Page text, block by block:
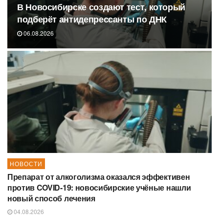
В Новосибирске создают тест, который
подберёт антидепрессанты по ДНК
06.08.2026
НОВОСТИ
Препарат от алкоголизма оказался эффективен
против COVID-19: новосибирские учёные нашли
новый способ лечения
04.08.2026